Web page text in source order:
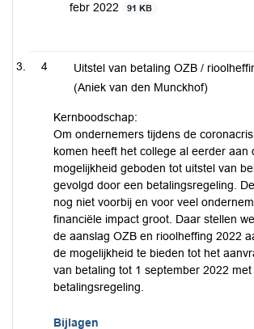
febr 2022
91 KB
4
Uitstel van betaling OZB /
(Aniek van den Munckhof)
Kernboodschap:
Om ondernemers tijdens de
komen heeft het college al eerder aan
mogelijkheid geboden tot uitstel van
gevolgd door een betalingsregeling.
nog niet voorbij en voor veel
financiële impact groot. Daar stellen
de aanslag OZB en rioolheffing 2022
de mogelijkheid te bieden tot het
van betaling tot 1 september 2022
betalingsregeling.
Bijlagen